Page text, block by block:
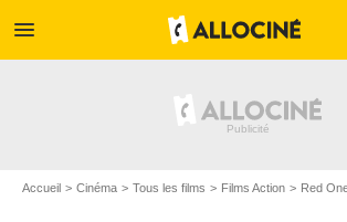
menu
Accueil Cinéma Tous les films Films Action Red